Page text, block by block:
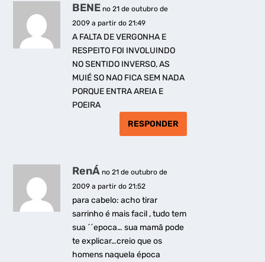
BENE no 21 de outubro de
2009 a partir do 21:49
A FALTA DE VERGONHA E
RESPEITO FOI INVOLUINDO
NO SENTIDO INVERSO, AS
MUIÉ SO NAO FICA SEM NADA
PORQUE ENTRA AREIA E
POEIRA
RESPONDER
RenÁ no 21 de outubro de
2009 a partir do 21:52
para cabelo: acho tirar
sarrinho é mais facil , tudo tem
sua ´´epoca… sua mamã pode
te explicar…creio que os
homens naquela época